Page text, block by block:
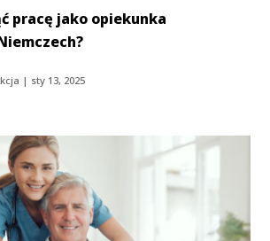
pracę jako opiekunka
| sty 13, 2025